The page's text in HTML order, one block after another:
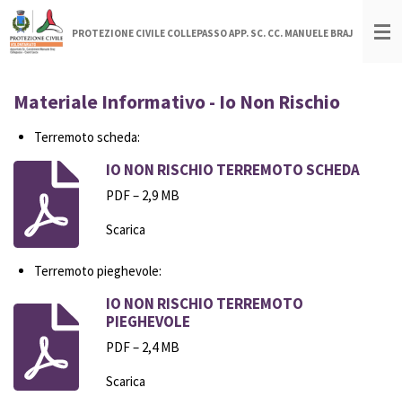
Vai
al
contenuto
PROTEZIONE CIVILE COLLEPASSO APP. SC. CC. MANUELE BRAJ
Materiale Informativo - Io Non Rischio
Terremoto scheda:
IO NON RISCHIO TERREMOTO SCHEDA
PDF – 2,9 MB
Scarica
Terremoto pieghevole:
IO NON RISCHIO TERREMOTO
PIEGHEVOLE
PDF – 2,4 MB
Scarica